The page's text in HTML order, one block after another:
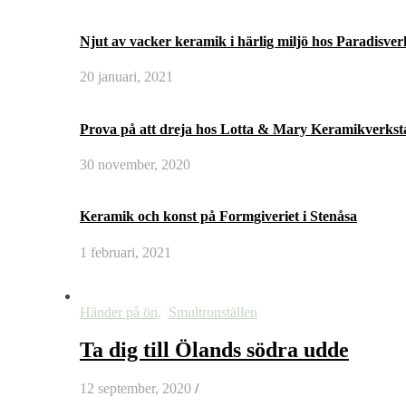
Njut av vacker keramik i härlig miljö hos
20 januari, 2021
Prova på att dreja hos Lotta & Mary
30 november, 2020
Keramik och konst på Formgiveriet i Stenåsa
1 februari, 2021
Händer på ön, Smultronställen
Ta dig till Ölands södra udde
12 september, 2020 /